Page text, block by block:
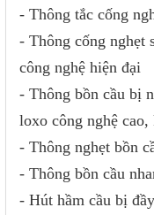
- Thông tắc cống
- Thông cống nghẹt
công nghệ hiện đại
- Thông bồn cầu bị
loxo công nghệ cao,
- Thông nghẹt bồn
- Thông bồn cầu
- Hút hầm cầu bị